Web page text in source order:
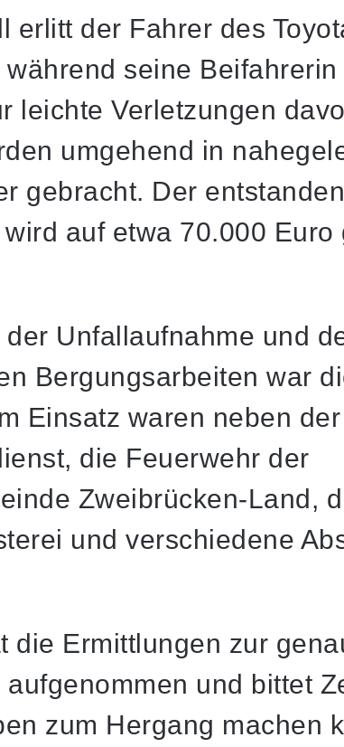
erlitt der Fahrer des
seine
leichte Verletzungen
umgehend in
gebracht. Der
auf etwa 70.000 Euro
Unfallaufnahme und
Bergungsarbeiten war
Einsatz waren neben
die Feuerwehr der
Zweibrücken-Land,
und verschiedene
die Ermittlungen zur
und bittet
zum Hergang machen